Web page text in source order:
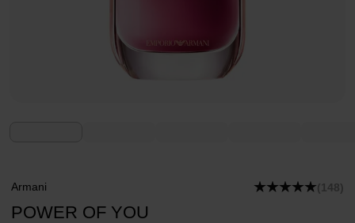
Armani (148)
POWER OF YOU